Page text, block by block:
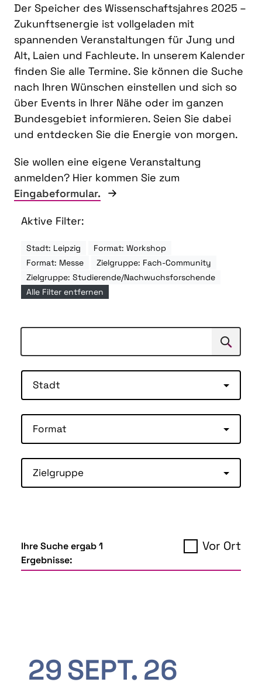
Der Speicher des Wissenschaftsjahres 2025 –
Zukunftsenergie ist vollgeladen mit
spannenden Veranstaltungen für Jung und
Alt, Laien und Fachleute. In unserem Kalender
finden Sie alle Termine. Sie können die Suche
nach Ihren Wünschen einstellen und sich so
über Events in Ihrer Nähe oder im ganzen
Bundesgebiet informieren. Seien Sie dabei
und entdecken Sie die Energie von morgen.
Sie wollen eine eigene Veranstaltung
anmelden? Hier kommen Sie zum
Eingabeformular.
Aktive Filter:
Stadt: Leipzig
Format: Workshop
Format: Messe
Zielgruppe: Fach-Community
Zielgruppe: Studierende/Nachwuchsforschende
Alle Filter entfernen
Suchen
Stadt
Format
Zielgruppe
Ihre Suche ergab 1
Ergebnisse:
Vor Ort
29SEPT. 26